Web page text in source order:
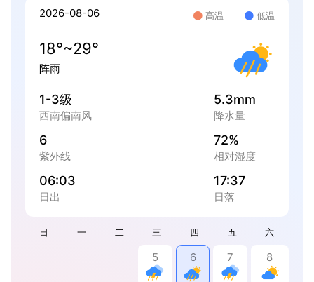
日 一 二 三 四 五 六
5 6 7 8
2026-08-06 高温 低温
18°~29°
阵雨
1-3级
西南偏南风
5.3mm
降水量
6
紫外线
72%
相对湿度
06:03
日出
17:37
日落